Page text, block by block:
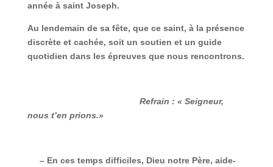
année à saint Joseph.
Au lendemain de sa fête, que ce saint, à la présence
discrète et cachée, soit un soutien et un guide
quotidien dans les épreuves que nous rencontrons.
Refrain : « Seigneur,
nous t’en prions.»
– En ces temps difficiles, Dieu notre Père, aide-